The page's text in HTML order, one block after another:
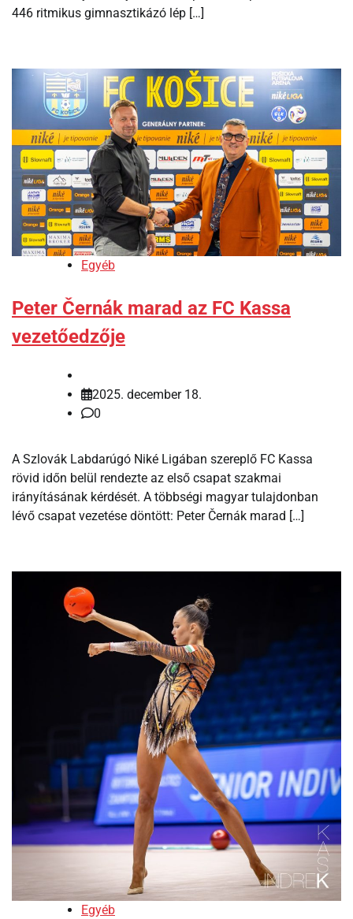
446 ritmikus gimnasztikázó lép […]
Egyéb
Peter Černák marad az FC Kassa
vezetőedzője
2025. december 18.
0
A Szlovák Labdarúgó Niké Ligában szereplő FC Kassa
rövid időn belül rendezte az első csapat szakmai
irányításának kérdését. A többségi magyar tulajdonban
lévő csapat vezetése döntött: Peter Černák marad […]
Egyéb